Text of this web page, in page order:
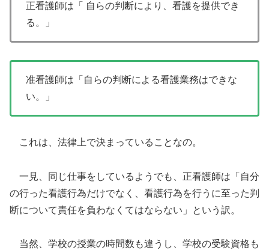
正看護師は「 自らの判断により、看護を提供でき
る。」
准看護師は「自らの判断による看護業務はできな
い。」
これは、法律上で決まっていることなの。
一見、同じ仕事をしているようでも、正看護師は「自分
の行った看護行為だけでなく、看護行為を行うに至った判
断について責任を負わなくてはならない」という訳。
当然、学校の授業の時間数も違うし、学校の受験資格も